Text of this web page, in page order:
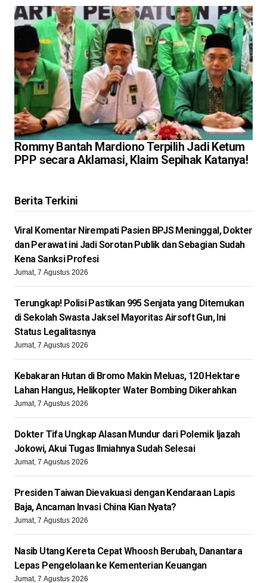
Rommy Bantah Mardiono Terpilih Jadi Ketum
PPP secara Aklamasi, Klaim Sepihak Katanya!
Berita Terkini
Viral Komentar Nirempati Pasien BPJS Meninggal, Dokter
dan Perawat ini Jadi Sorotan Publik dan Sebagian Sudah
Kena Sanksi Profesi
Jumat, 7 Agustus 2026
Terungkap! Polisi Pastikan 995 Senjata yang Ditemukan
di Sekolah Swasta Jaksel Mayoritas Airsoft Gun, Ini
Status Legalitasnya
Jumat, 7 Agustus 2026
Kebakaran Hutan di Bromo Makin Meluas, 120 Hektare
Lahan Hangus, Helikopter Water Bombing Dikerahkan
Jumat, 7 Agustus 2026
Dokter Tifa Ungkap Alasan Mundur dari Polemik Ijazah
Jokowi, Akui Tugas Ilmiahnya Sudah Selesai
Jumat, 7 Agustus 2026
Presiden Taiwan Dievakuasi dengan Kendaraan Lapis
Baja, Ancaman Invasi China Kian Nyata?
Jumat, 7 Agustus 2026
Nasib Utang Kereta Cepat Whoosh Berubah, Danantara
Lepas Pengelolaan ke Kementerian Keuangan
Jumat, 7 Agustus 2026